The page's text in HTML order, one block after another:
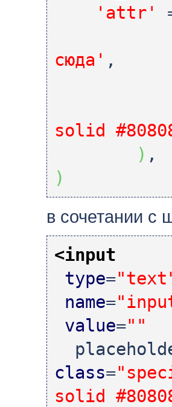
'attr'
сюда' ,
solid
) ,
)
в сочетании
<input
type=
name=
value=""
class=
solid